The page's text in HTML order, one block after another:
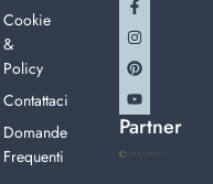
Cookie
&
Policy
Contattaci
Domande
Frequenti
Partner